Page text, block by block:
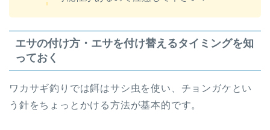
エサの付け方・エサを付け替えるタイミングを知
っておく
ワカサギ釣りでは餌はサシ虫を使い、チョンガケとい
う針をちょっとかける方法が基本的です。